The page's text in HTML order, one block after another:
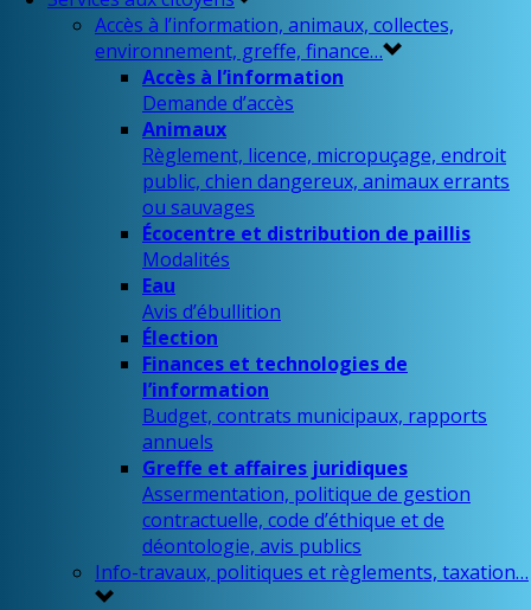
Accès à l’information, animaux, collectes,
environnement, greffe, finance…
Accès à l’information
Demande d’accès
Animaux
Règlement, licence, micropuçage, endroit
public, chien dangereux, animaux errants
ou sauvages
Écocentre et distribution de paillis
Modalités
Eau
Avis d’ébullition
Élection
Finances et technologies de
l’information
Budget, contrats municipaux, rapports
annuels
Greffe et affaires juridiques
Assermentation, politique de gestion
contractuelle, code d’éthique et de
déontologie, avis publics
Info-travaux, politiques et règlements, taxation…